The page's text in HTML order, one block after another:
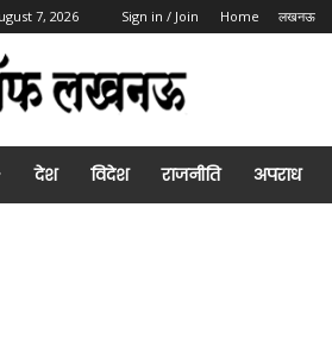
7, 2026 Sign in / Join Home लखनऊ
देश विदेश राजनीति अपराध